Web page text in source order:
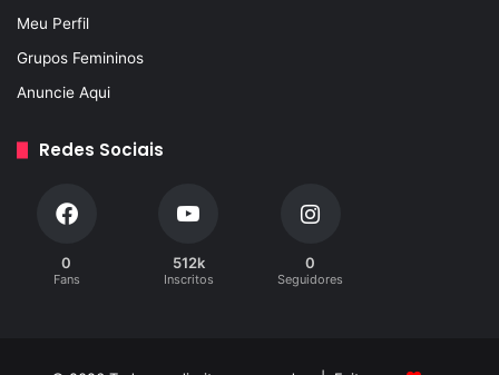
Meu Perfil
Grupos Femininos
Anuncie Aqui
Redes Sociais
0
Fans
512k
Inscritos
0
Seguidores